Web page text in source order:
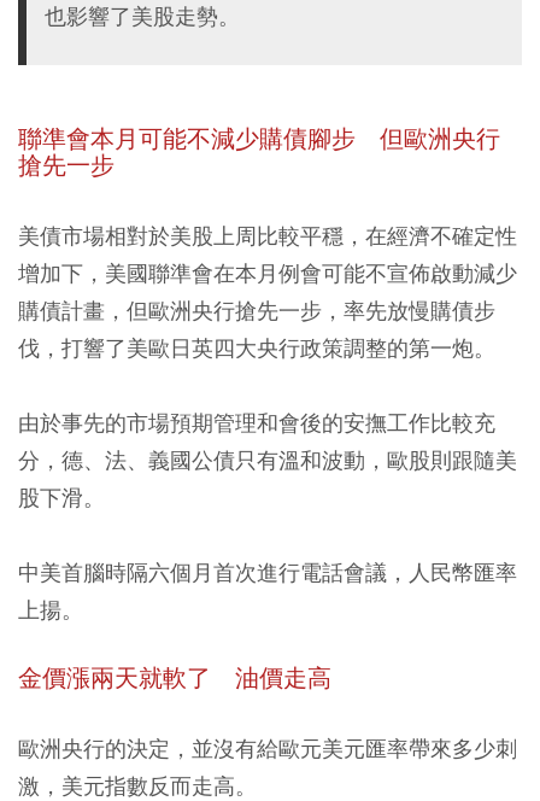
也影響了美股走勢。
聯準會本月可能不減少購債腳步 但歐洲央行
搶先一步
美債市場相對於美股上周比較平穩，在經濟不確定性
增加下，美國聯準會在本月例會可能不宣佈啟動減少
購債計畫，但歐洲央行搶先一步，率先放慢購債步
伐，打響了美歐日英四大央行政策調整的第一炮。
由於事先的市場預期管理和會後的安撫工作比較充
分，德、法、義國公債只有溫和波動，歐股則跟隨美
股下滑。
中美首腦時隔六個月首次進行電話會議，人民幣匯率
上揚。
金價漲兩天就軟了 油價走高
歐洲央行的決定，並沒有給歐元美元匯率帶來多少刺
激，美元指數反而走高。